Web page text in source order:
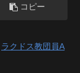
コピー
ラクドス教団員A